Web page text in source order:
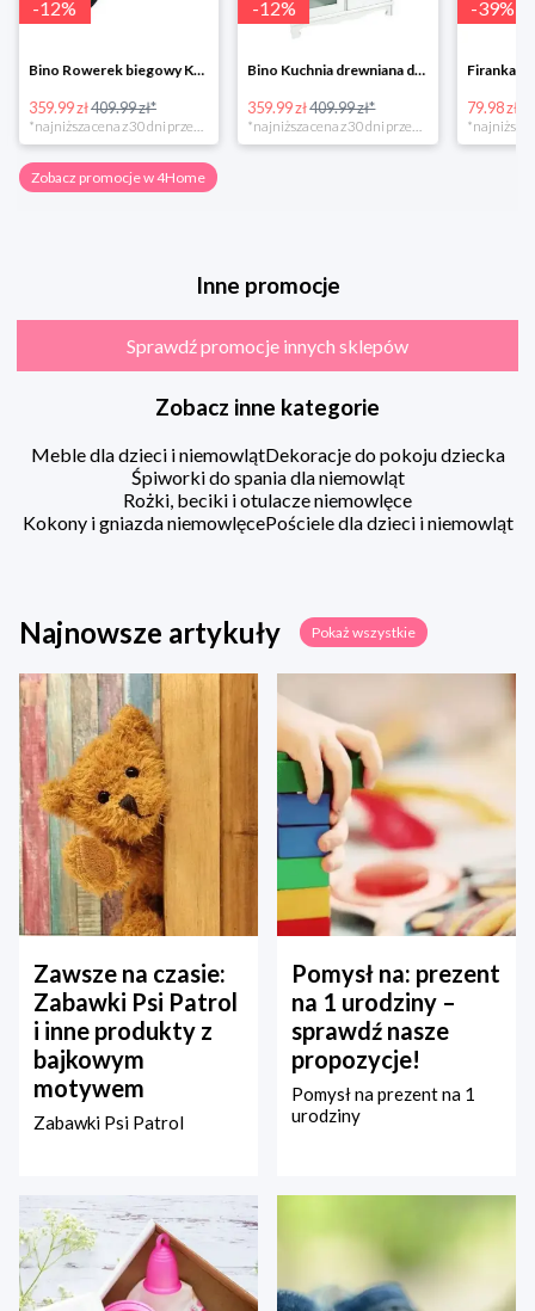
-12%
Bino Rowerek biegowy Krecik
359.99 zł409.99 zł*
-12%
Bino Kuchnia drewniana dla dzieci Provence
359.99 zł409.99 zł*
-39%
79.98 zł
Zobacz promocje w 4Home
Inne promocje
Sprawdź promocje innych sklepów
Zobacz inne kategorie
Meble dla dzieci i niemowlątDekoracje do pokoju dziecka
Śpiworki do spania dla niemowląt
Rożki, beciki i otulacze niemowlęce
Kokony i gniazda niemowlęcePościele dla dzieci i niemowląt
Najnowsze artykuły Pokaż wszystkie
Zawsze na czasie:
Zabawki Psi Patrol
i inne produkty z
bajkowym
motywem
Zabawki Psi Patrol
Pomysł na: prezent
na 1 urodziny –
sprawdź nasze
propozycje!
Pomysł na prezent na 1
urodziny